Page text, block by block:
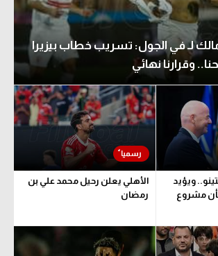
لـ في الجول: تسريب خطاب بيزيرا
وقرارنا نهائي
ويؤيد
مشروع
الأهلي يعلن رحيل محمد علي بن
رمضان